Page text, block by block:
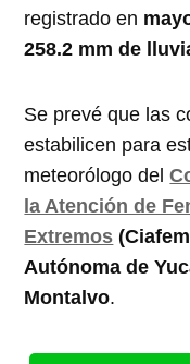
registrado en
258.2 mm de
Se prevé que las
estabilicen para
meteorólogo del
la Atención de
Extremos
Autónoma de
Montalvo.